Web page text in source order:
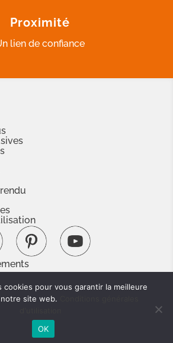
Proximité
lien de confiance
cookies pour vous garantir la meilleure
site web.
OK